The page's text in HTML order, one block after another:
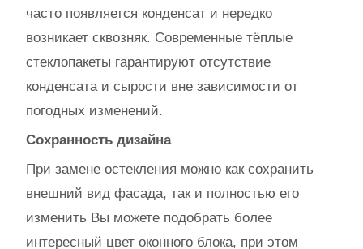
часто появляется конденсат и нередко
возникает сквозняк. Современные тёплые
стеклопакеты гарантируют отсутствие
конденсата и сырости вне зависимости от
погодных изменений.
Сохранность дизайна
При замене остекления можно как сохранить
внешний вид фасада, так и полностью его
изменить Вы можете подобрать более
интересный цвет оконного блока, при этом